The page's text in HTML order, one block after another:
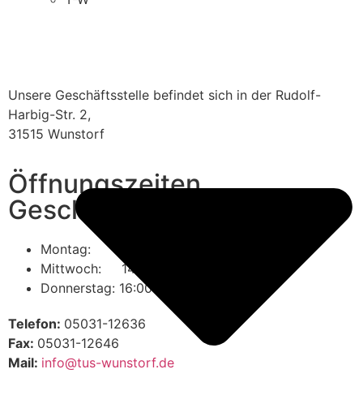
Unsere Geschäftsstelle befindet sich in der Rudolf-
Harbig-Str. 2,
31515 Wunstorf
Öffnungszeiten
Geschäftsstelle
Montag: 09:00 – 12:00 Uhr
Mittwoch: 14:00 – 17:00 Uhr
Donnerstag: 16:00 – 18:30 Uhr
Telefon: 05031-12636
Fax: 05031-12646
Mail: info@tus-wunstorf.de